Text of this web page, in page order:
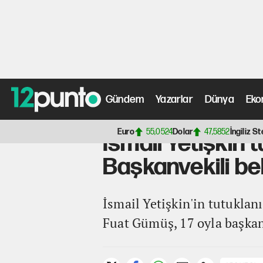
Gündem Yazarlar Dünya
Euro 55,0524Dolar 47,5852 İngiliz
Anasayfa>Gündem Haberleri> İsmail Yetişkin
İsmail Yetişkin
Başkanvekili
İsmail Yetişkin'in
Fuat Gümüş, 17 oyla